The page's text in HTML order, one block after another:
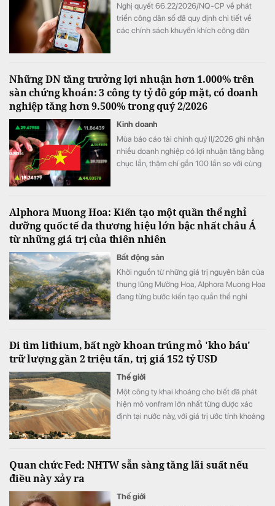
Nghị quyết 66.22/2026/NQ-CP về phát
triển công dân số đã quy định chi tiết về
các chính sách khuyến khích công dân
Những DN tăng trưởng lợi nhuận hơn 1.000% trên
sàn chứng khoán: 3 công ty tỷ đô góp mặt, có doanh
nghiệp tăng hơn 9.500% trong quý 2/2026
Kinh doanh
Mùa báo cáo tài chính quý II/2026 ghi nhận
nhiều doanh nghiệp có lợi nhuận tăng bằng
chục lần, thậm chí gần 100 lần so với cùng
Alphora Muong Hoa: Kiến tạo một quần thể nghỉ
dưỡng quốc tế đa thương hiệu lớn bậc nhất châu Á
từ những giá trị của thiên nhiên
Bất động sản
Khởi nguồn từ những giá trị nguyên bản của
thung lũng Mường Hoa, Alphora Muong Hoa
đang từng bước kiến tạo quần thể nghỉ
quốc tế cùng hệ sinh thái thiên nhiên và
văn hóa được gìn giữ và phát huy bền vững.
Đi tìm lithium, bất ngờ khoan trúng mỏ 'kho báu'
trữ lượng gần 2 triệu tấn, trị giá 152 tỷ USD
Thế giới
Một công ty khai khoáng cho biết đã phát
hiện mỏ vonfram lớn nhất từng được xác
định tại nước này, với giá trị ước tính khoảng
Quan chức Fed: NHTW sẵn sàng tăng lãi suất nếu
điều này xảy ra
Thế giới